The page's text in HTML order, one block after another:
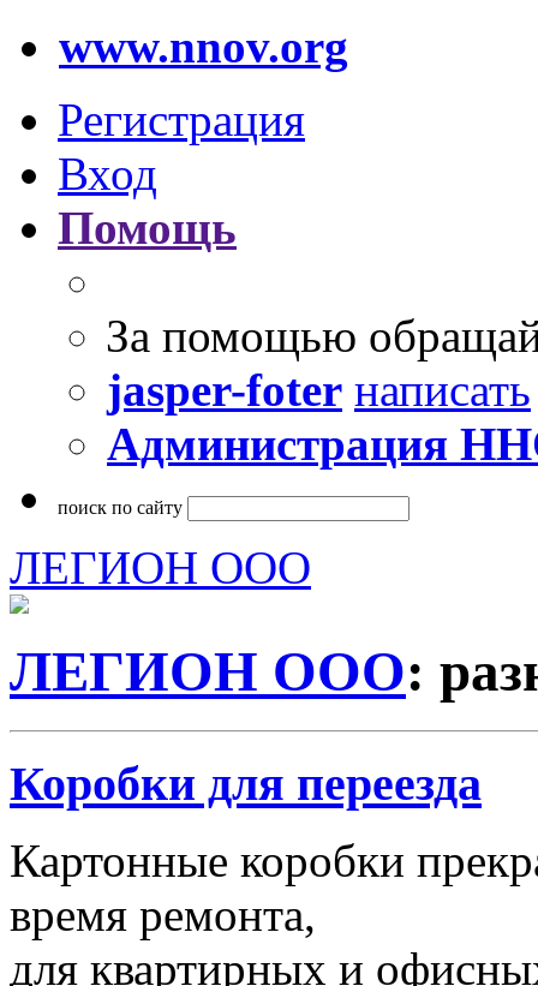
www.nnov.org
Регистрация
Вход
Помощь
За помощью
jasper-foter написать
Администрация
поиск по сайту
ЛЕГИОН ООО
ЛЕГИОН ООО:
Коробки для переезда
Картонные коробки
время ремонта,
для квартирных и